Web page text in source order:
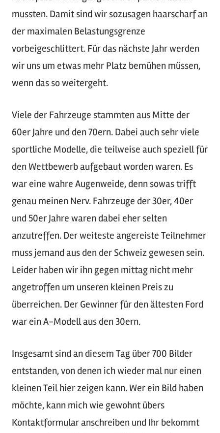
mussten. Damit sind wir sozusagen haarscharf an
der maximalen Belastungsgrenze
vorbeigeschlittert. Für das nächste Jahr werden
wir uns um etwas mehr Platz bemühen müssen,
wenn das so weitergeht.
Viele der Fahrzeuge stammten aus Mitte der
60er Jahre und den 70ern. Dabei auch sehr viele
sportliche Modelle, die teilweise auch speziell für
den Wettbewerb aufgebaut worden waren. Es
war eine wahre Augenweide, denn sowas trifft
genau meinen Nerv. Fahrzeuge der 30er, 40er
und 50er Jahre waren dabei eher selten
anzutreffen. Der weiteste angereiste Teilnehmer
muss jemand aus den der Schweiz gewesen sein.
Leider haben wir ihn gegen mittag nicht mehr
angetroffen um unseren kleinen Preis zu
überreichen. Der Gewinner für den ältesten Ford
war ein A-Modell aus den 30ern.
Insgesamt sind an diesem Tag über 700 Bilder
entstanden, von denen ich wieder mal nur einen
kleinen Teil hier zeigen kann. Wer ein Bild haben
möchte, kann mich wie gewohnt übers
Kontaktformular anschreiben und Ihr bekommt